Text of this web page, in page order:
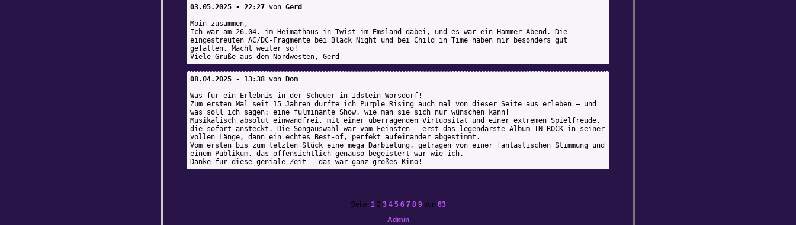
03.05.2025 - 22:27 von Gerd
Moin zusammen,
Ich war am 26.04. im Heimathaus in Twist im Emsland dabei, und es war ein Hammer-Abend. Die
eingestreuten AC/DC-Fragmente bei Black Night und bei Child in Time haben mir besonders gut
gefallen. Macht weiter so!
Viele Grüße aus dem Nordwesten, Gerd
08.04.2025 - 13:38 von
Dom
Was für ein Erlebnis in der Scheuer in Idstein-Wörsdorf!
Zum ersten Mal seit 15 Jahren durfte ich Purple Rising auch mal von dieser Seite aus erleben – und
was soll ich sagen: eine fulminante Show, wie man sie sich nur wünschen kann!
Musikalisch absolut einwandfrei, mit einer überragenden Virtuosität und einer extremen Spielfreude,
die sofort ansteckt. Die Songauswahl war vom Feinsten – erst das legendärste Album IN ROCK in seiner
vollen Länge, dann ein echtes Best-of, perfekt aufeinander abgestimmt.
Vom ersten bis zum letzten Stück eine mega Darbietung, getragen von einer fantastischen Stimmung und
einem Publikum, das offensichtlich genauso begeistert war wie ich.
Danke für diese geniale Zeit – das war ganz großes Kino!
Seite: 12 3 4 5 6 7 8 9von 63
Admin